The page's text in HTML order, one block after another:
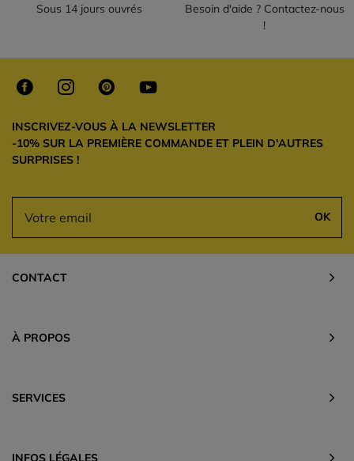
Sous 14 jours ouvrés
Besoin d'aide ? Contactez-nous
!
INSCRIVEZ-VOUS À LA NEWSLETTER
-10% SUR LA PREMIÈRE COMMANDE ET PLEIN D'AUTRES
SURPRISES !
OK
CONTACT
À PROPOS
SERVICES
INFOS LÉGALES